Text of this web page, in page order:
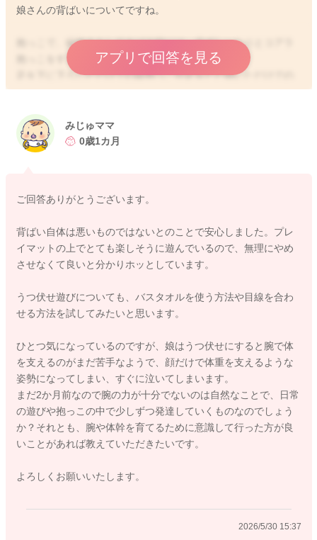
娘さんの背ばいについてですね。
抱っこで、縦抱きをしてあげる時には、必ずしっかりとコアラ
抱っこをするようにしてみてください。
足を下に下ろしただけでの縦抱っこや足をただ開いただけでの
抱っこになると背中が緊張をしやすくなることがあると思いま
コアラ抱っこになると腹筋も鍛えてくれるようになりますの
で、体幹がさらにしっかりとしてくるようになります。
いただくといいですよ。
お腹が圧迫されることで、いやになってしまうこともあるかも
しれません。お胸の下に巻いたバスタオルを入れ込んでいただ
くことで、お腹にかかる圧が軽減されます。
い。
ようになるかもしれません。
背ばいが決して悪いものではないと思うのですが、うつ伏せで
の方が、きっと見え方がもっとよくなったり、楽なこともある
と思います。その良さを娘さんに体感してもらえるようになる
と、自然とうつ伏せの状態で遊ぶことが増えていくようになる
のではないかと思います。
アプリで回答を見る
みじゅママ
0歳1カ月
ご回答ありがとうございます。
背ばい自体は悪いものではないとのことで安心しました。プレ
イマットの上でとても楽しそうに遊んでいるので、無理にやめ
させなくて良いと分かりホッとしています。
うつ伏せ遊びについても、バスタオルを使う方法や目線を合わ
せる方法を試してみたいと思います。
ひとつ気になっているのですが、娘はうつ伏せにすると腕で体
を支えるのがまだ苦手なようで、顔だけで体重を支えるような
姿勢になってしまい、すぐに泣いてしまいます。
まだ2か月前なので腕の力が十分でないのは自然なことで、日常
の遊びや抱っこの中で少しずつ発達していくものなのでしょう
か？それとも、腕や体幹を育てるために意識して行った方が良
いことがあれば教えていただきたいです。
よろしくお願いいたします。
2026/5/30 15:37